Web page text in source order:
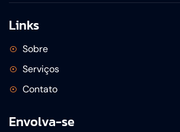
Links
Sobre
Serviços
Contato
Envolva-se